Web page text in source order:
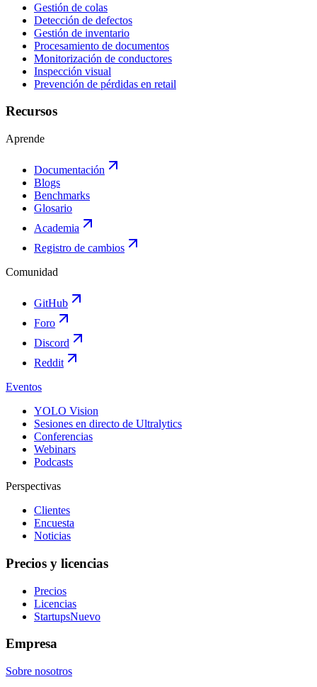
Gestión de colas
Detección de defectos
Gestión de inventario
Procesamiento de documentos
Monitorización de conductores
Inspección visual
Prevención de pérdidas en retail
Recursos
Aprende
Documentación
Blogs
Benchmarks
Glosario
Academia
Registro de cambios
Comunidad
GitHub
Foro
Discord
Reddit
Eventos
YOLO Vision
Sesiones en directo de Ultralytics
Conferencias
Webinars
Podcasts
Perspectivas
Clientes
Encuesta
Noticias
Precios y licencias
Precios
Licencias
StartupsNuevo
Empresa
Sobre nosotros